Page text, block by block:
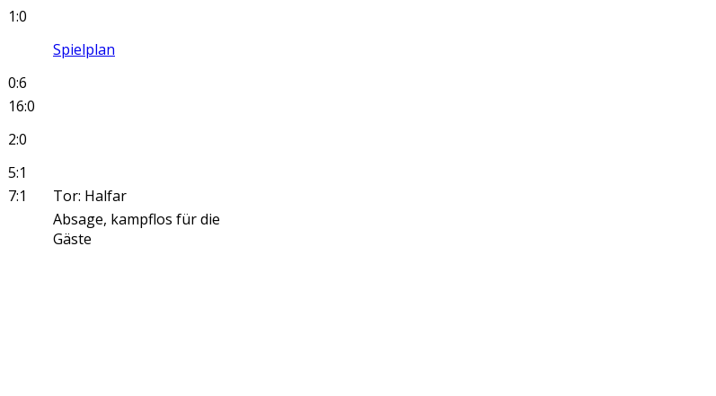
1:0
Spielplan
0:6
16:0
2:0
5:1
7:1
Tor: Halfar
Absage, kampflos für die
Gäste